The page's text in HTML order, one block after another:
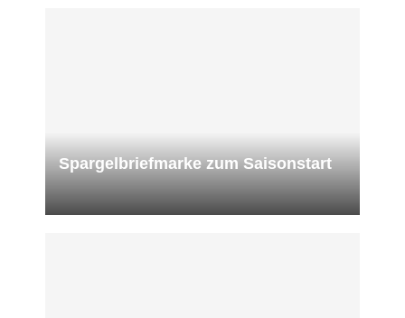
Spargelbriefmarke zum Saisonstart